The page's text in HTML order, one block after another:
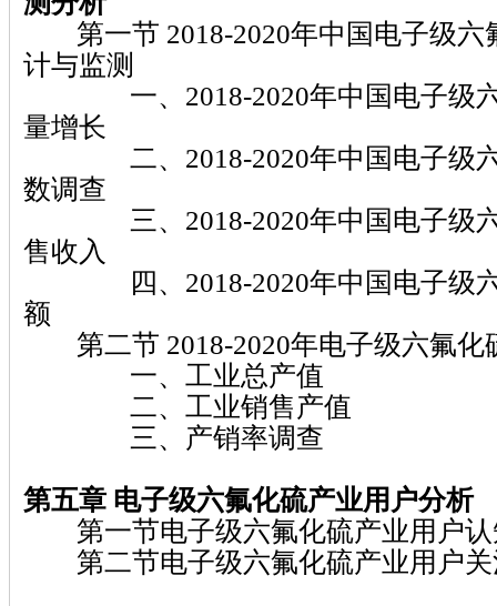
第一节 2018-2020年中国电子级六
计与监测
一、2018-2020年中国电子级六
量增长
二、2018-2020年中国电子级六
数调查
三、2018-2020年中国电子级六
售收入
四、2018-2020年中国电子级六
额
第二节 2018-2020年电子级六氟化
一、工业总产值
二、工业销售产值
三、产销率调查
第五章 电子级六氟化硫产业用户分析
第一节电子级六氟化硫产业用户认
第二节电子级六氟化硫产业用户关